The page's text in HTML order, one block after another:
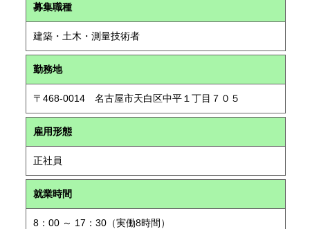
募集職種
建築・土木・測量技術者
勤務地
〒468-0014 名古屋市天白区中平１丁目７０５
雇用形態
正社員
就業時間
8：00 ～ 17：30（実働8時間）